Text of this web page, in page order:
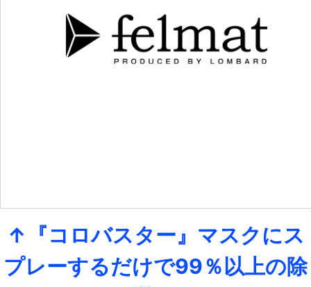
↑『コロバスター』マスクにス
プレーするだけで99％以上の除